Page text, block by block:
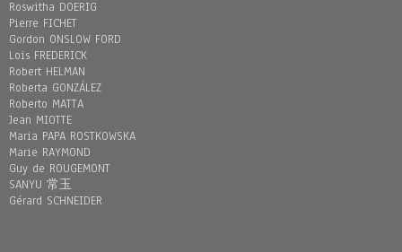
Roswitha DOERIG
Pierre FICHET
Gordon ONSLOW FORD
Loïs FREDERICK
Robert HELMAN
Roberta GONZÁLEZ
Roberto MATTA
Jean MIOTTE
Maria PAPA ROSTKOWSKA
Marie RAYMOND
Guy de ROUGEMONT
SANYU 常玉
Gérard SCHNEIDER